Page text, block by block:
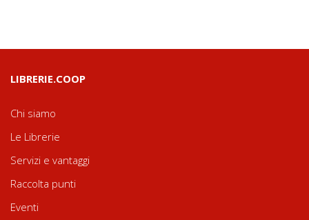
LIBRERIE.COOP
Chi siamo
Le Librerie
Servizi e vantaggi
Raccolta punti
Eventi